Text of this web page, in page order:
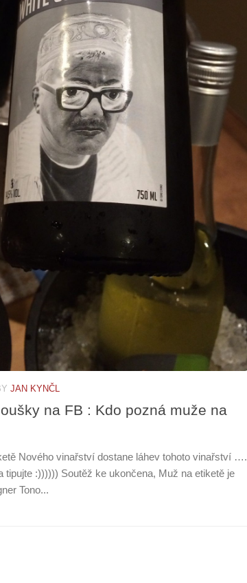
JAN KYNČL
na FB : Kdo pozná muže na
Nového vinařství dostane láhev tohoto vinařství ….
tipujte :)))))) Soutěž ke ukončena, Muž na etiketě je
Tono...